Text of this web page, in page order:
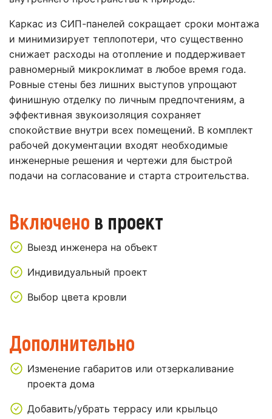
Каркас из СИП-панелей сокращает сроки монтажа
и минимизирует теплопотери, что существенно
снижает расходы на отопление и поддерживает
равномерный микроклимат в любое время года.
Ровные стены без лишних выступов упрощают
финишную отделку по личным предпочтениям, а
эффективная звукоизоляция сохраняет
спокойствие внутри всех помещений. В комплект
рабочей документации входят необходимые
инженерные решения и чертежи для быстрой
подачи на согласование и старта строительства.
Включено в проект
Выезд инженера на объект
Индивидуальный проект
Выбор цвета кровли
Дополнительно
Изменение габаритов или отзеркаливание
проекта дома
Добавить/убрать террасу или крыльцо